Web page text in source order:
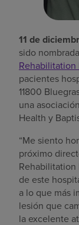
11 de
sido
Rehabilitation
pacientes
11800
una
Health y
“Me siento
próximo
Rehabilitation
de este
a lo que más
lesión que
la excelente